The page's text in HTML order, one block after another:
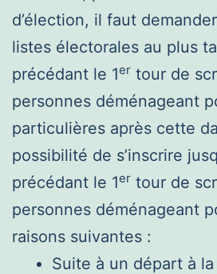
d’élection, il faut
listes électorales au plus
précédant le 1er tour de
personnes déménageant
particulières après cette
possibilité de s’inscrire
précédant le 1er tour de
personnes déménageant
raisons suivantes :
Suite à un départ à